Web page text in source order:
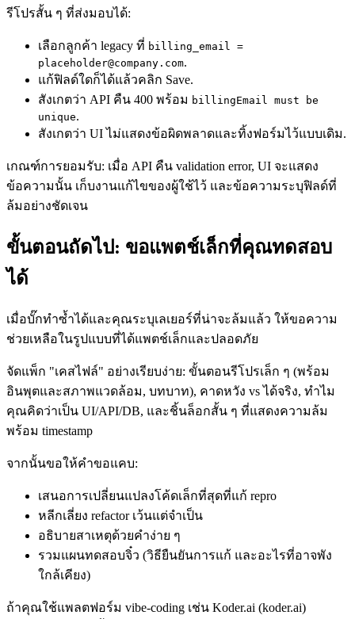
รีโปรสั้น ๆ ที่ส่งมอบได้:
เลือกลูกค้า legacy ที่ billing_email =
placeholder@company.com.
แก้ฟิลด์ใดก็ได้แล้วคลิก Save.
สังเกตว่า API คืน 400 พร้อม billingEmail must be
unique.
สังเกตว่า UI ไม่แสดงข้อผิดพลาดและทิ้งฟอร์มไว้แบบเดิม.
เกณฑ์การยอมรับ: เมื่อ API คืน validation error, UI จะแสดง
ข้อความนั้น เก็บงานแก้ไขของผู้ใช้ไว้ และข้อความระบุฟิลด์ที่
ล้มอย่างชัดเจน
ขั้นตอนถัดไป: ขอแพตช์เล็กที่คุณทดสอบ
ได้
เมื่อบั๊กทำซ้ำได้และคุณระบุเลเยอร์ที่น่าจะล้มแล้ว ให้ขอความ
ช่วยเหลือในรูปแบบที่ได้แพตช์เล็กและปลอดภัย
จัดแพ็ก "เคสไฟล์" อย่างเรียบง่าย: ขั้นตอนรีโปรเล็ก ๆ (พร้อม
อินพุตและสภาพแวดล้อม, บทบาท), คาดหวัง vs ได้จริง, ทำไม
คุณคิดว่าเป็น UI/API/DB, และชิ้นล็อกสั้น ๆ ที่แสดงความล้ม
พร้อม timestamp
จากนั้นขอให้คำขอแคบ:
เสนอการเปลี่ยนแปลงโค้ดเล็กที่สุดที่แก้ repro
หลีกเลี่ยง refactor เว้นแต่จำเป็น
อธิบายสาเหตุด้วยคำง่าย ๆ
รวมแผนทดสอบจิ๋ว (วิธียืนยันการแก้ และอะไรที่อาจพัง
ใกล้เคียง)
ถ้าคุณใช้แพลตฟอร์ม vibe-coding เช่น Koder.ai (koder.ai)